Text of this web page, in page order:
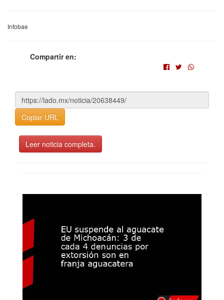
Infobae
Compartir en:
Copiar URL
Leer noticia completa.